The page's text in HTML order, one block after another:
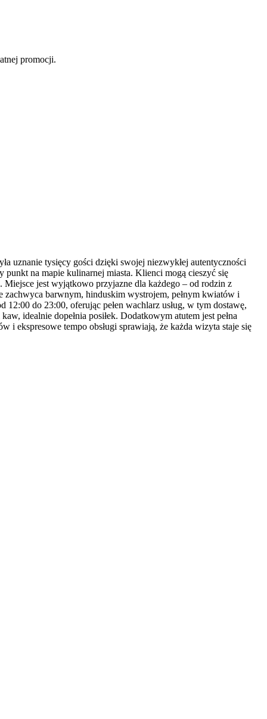
promocji.
na mapie kulinarnej miasta. Klienci mogą cieszyć się
jest wyjątkowo przyjazne dla każdego – od rodzin z
zachwyca barwnym, hinduskim wystrojem, pełnym kwiatów i
do 23:00, oferując pełen wachlarz usług, w tym dostawę,
idealnie dopełnia posiłek. Dodatkowym atutem jest pełna
i ekspresowe tempo obsługi sprawiają, że każda wizyta staje się